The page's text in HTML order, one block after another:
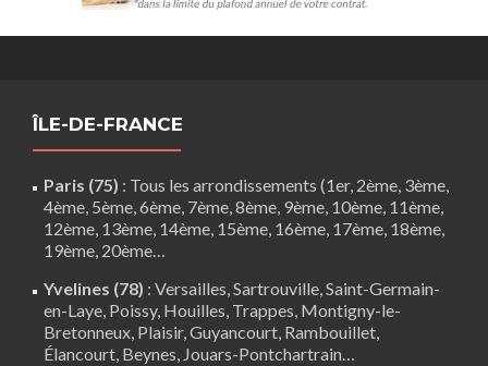
ÎLE-DE-FRANCE
Paris (75) : Tous les arrondissements (1er, 2ème, 3ème,
4ème, 5ème, 6ème, 7ème, 8ème, 9ème, 10ème, 11ème,
12ème, 13ème, 14ème, 15ème, 16ème, 17ème, 18ème,
19ème, 20ème…
Yvelines (78) : Versailles,Sartrouville,Saint-Germain-
en-Laye, Poissy, Houilles, Trappes, Montigny-le-
Bretonneux, Plaisir,Guyancourt, Rambouillet,
Élancourt, Beynes, Jouars-Pontchartrain…